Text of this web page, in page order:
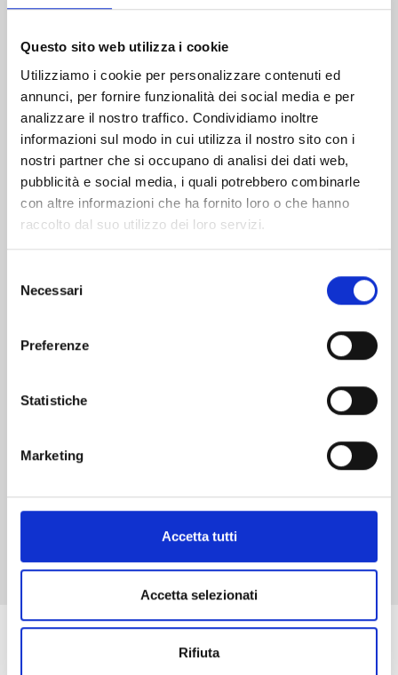
Questo sito web utilizza i cookie
Utilizziamo i cookie per personalizzare contenuti ed
annunci, per fornire funzionalità dei social media e per
analizzare il nostro traffico. Condividiamo inoltre
informazioni sul modo in cui utilizza il nostro sito con i
nostri partner che si occupano di analisi dei dati web,
pubblicità e social media, i quali potrebbero combinarle
con altre informazioni che ha fornito loro o che hanno
raccolto dal suo utilizzo dei loro servizi.
delNecessari
Preferenze
Statistiche
Marketing
Accetta tutti
Accetta selezionati
Rifiuta
Altri volumi della serie
Mostra tutto
Se ti è piaciuto prova anche: